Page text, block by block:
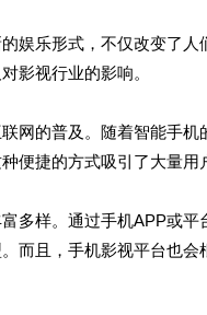
娱乐形式，不仅改变了
影视行业的影响。
网的普及。随着智能手
便捷的方式吸引了大量
多样。通过手机APP或
而且，手机影视平台也